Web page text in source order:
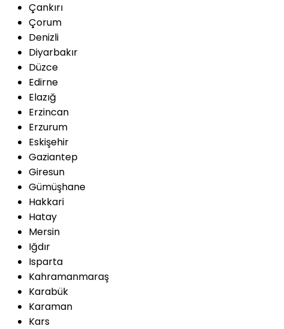
Çankırı
Çorum
Denizli
Diyarbakır
Düzce
Edirne
Elazığ
Erzincan
Erzurum
Eskişehir
Gaziantep
Giresun
Gümüşhane
Hakkari
Hatay
Mersin
Iğdır
Isparta
Kahramanmaraş
Karabük
Karaman
Kars